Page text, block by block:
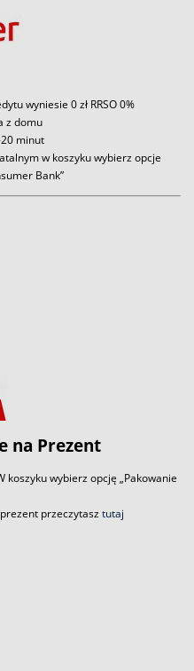
wyniesie 0 zł RRSO 0%
z domu
minut
w koszyku wybierz opcje
Bank”
na Prezent
koszyku wybierz opcję „Pakowanie
przeczytasztutaj